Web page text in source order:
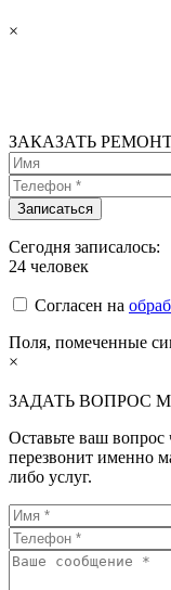
×
ЗАКАЗАТЬ
Сегодня записалось:
24 человек
Согласен на
Поля, помеченные
×
ЗАДАТЬ ВОПРОС
Оставьте ваш вопрос
перезвонит именно
либо услуг.